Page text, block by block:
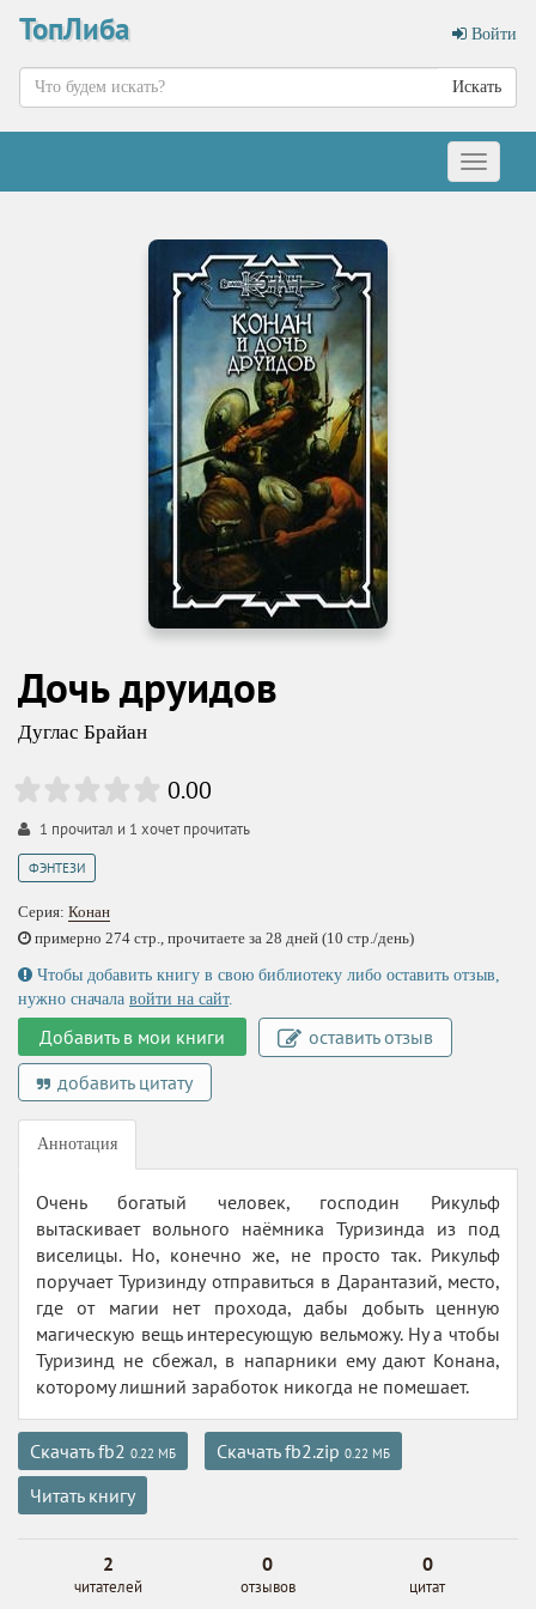
ТопЛиба Войти
Искать
Меню
Дочь друидов
Дуглас Брайан
0.00
1 прочитал и 1 хочет прочитать
ФЭНТЕЗИ
Серия: Конан
примерно 274 стр., прочитаете за 28 дней (10 стр./день)
Чтобы добавить книгу в свою библиотеку либо оставить отзыв,
нужно сначала войти на сайт.
Добавить в мои книги
оставить отзыв
добавить цитату
Аннотация
Очень богатый человек, господин Рикульф
вытаскивает вольного наёмника Туризинда из под
виселицы. Но, конечно же, не просто так. Рикульф
поручает Туризинду отправиться в Дарантазий, место,
где от магии нет прохода, дабы добыть ценную
магическую вещь интересующую вельможу. Ну а чтобы
Туризинд не сбежал, в напарники ему дают Конана,
которому лишний заработок никогда не помешает.
Скачать fb2 0.22 МБ Скачать fb2.zip 0.22 МБ
Читать книгу
2
читателей
0
отзывов
0
цитат